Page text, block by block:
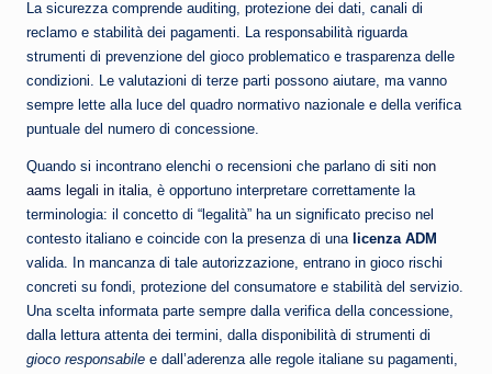
La sicurezza comprende auditing, protezione dei dati, canali di
reclamo e stabilità dei pagamenti. La responsabilità riguarda
strumenti di prevenzione del gioco problematico e trasparenza delle
condizioni. Le valutazioni di terze parti possono aiutare, ma vanno
sempre lette alla luce del quadro normativo nazionale e della verifica
puntuale del numero di concessione.
Quando si incontrano elenchi o recensioni che parlano di siti non
aams legali in italia, è opportuno interpretare correttamente la
terminologia: il concetto di “legalità” ha un significato preciso nel
contesto italiano e coincide con la presenza di una licenza ADM
valida. In mancanza di tale autorizzazione, entrano in gioco rischi
concreti su fondi, protezione del consumatore e stabilità del servizio.
Una scelta informata parte sempre dalla verifica della concessione,
dalla lettura attenta dei termini, dalla disponibilità di strumenti di
gioco responsabile e dall’aderenza alle regole italiane su pagamenti,